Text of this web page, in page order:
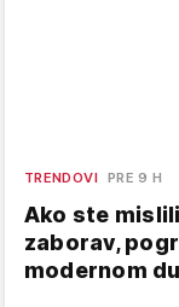
TRENDOVI PRE 9 H
Ako ste
zaborav,
modernom